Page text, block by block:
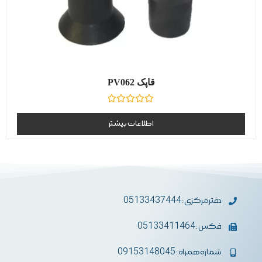
قاپک PV062
از
5
اطلاعات بیشتر
دفترمرکزی : 05133437444
فکس : 05133411464
شماره همراه : 09153148045